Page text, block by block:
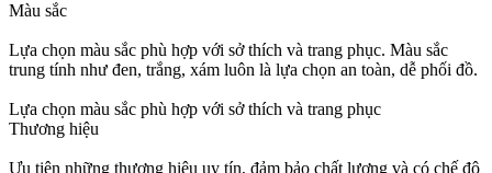
Màu sắc
Lựa chọn màu sắc phù hợp với sở thích và trang phục. Màu sắc
trung tính như đen, trắng, xám luôn là lựa chọn an toàn, dễ phối đồ.
Lựa chọn màu sắc phù hợp với sở thích và trang phục
Thương hiệu
Ưu tiên những thương hiệu uy tín, đảm bảo chất lượng và có chế độ